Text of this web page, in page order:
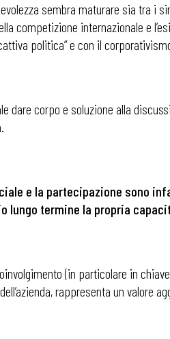
sembra maturare sia tra i
competizione internazionale e
politica” e con il
dare corpo e soluzione alla
e la partecipazione sono
lungo termine la propria
(in particolare in
rappresenta un valore